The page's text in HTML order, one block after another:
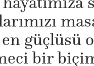
güçlüsü
bir